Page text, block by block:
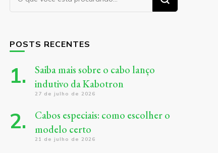
algo?
POSTS RECENTES
Saiba mais sobre o cabo lanço
indutivo da Kabotron
27 de julho de 2026
Cabos especiais: como escolher o
modelo certo
21 de julho de 2026